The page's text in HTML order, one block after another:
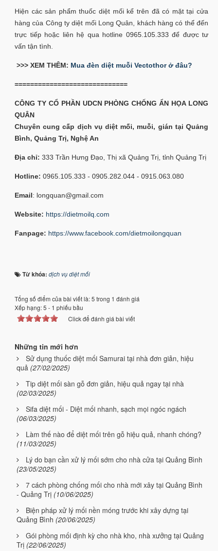
Hiện các sản phẩm thuốc diệt mối kể trên đã có mặt tại cửa
hàng của Công ty diệt mối Long Quân, khách hàng có thể đến
trực tiếp hoặc liên hệ qua hotline 0965.105.333 để được tư
vấn tận tình.
>>> XEM THÊM: Mua đèn diệt muỗi Vectothor ở đâu?
=============================
CÔNG TY CỔ PHẦN UDCN PHÒNG CHỐNG ẨN HỌA LONG
QUÂN
Chuyên cung cấp dịch vụ diệt mối, muỗi, gián tại Quảng
Bình, Quảng Trị, Nghệ An
Địa chỉ: 333 Trần Hưng Đạo, Thị xã Quảng Trị, tỉnh Quảng Trị
Hotline: 0965.105.333 - 0905.282.044 - 0915.063.080
Email: longquan@gmail.com
Website: https://dietmoilq.com
Fanpage: https://www.facebook.com/dietmoilongquan
Từ khóa: dịch vụ diệt mối
Tổng số điểm của bài viết là: 5 trong 1 đánh giá
Xếp hạng:5 - 1 phiếu bầu
Click để đánh giá bài viết
Những tin mới hơn
Sử dụng thuốc diệt mối Samurai tại nhà đơn giản, hiệu
quả (27/02/2025)
Tip diệt mối sàn gỗ đơn giản, hiệu quả ngay tại nhà
(02/03/2025)
Sifa diệt mối - Diệt mối nhanh, sạch mọi ngóc ngách
(06/03/2025)
Làm thế nào để diệt mối trên gỗ hiệu quả, nhanh chóng?
(11/03/2025)
Lý do bạn cần xử lý mối sớm cho nhà cửa tại Quảng Bình
(23/05/2025)
7 cách phòng chống mối cho nhà mới xây tại Quảng Bình
- Quảng Trị (10/06/2025)
Biện pháp xử lý mối nền móng trước khi xây dựng tại
Quảng Bình (20/06/2025)
Gói phòng mối định kỳ cho nhà kho, nhà xưởng tại Quảng
Trị (22/06/2025)